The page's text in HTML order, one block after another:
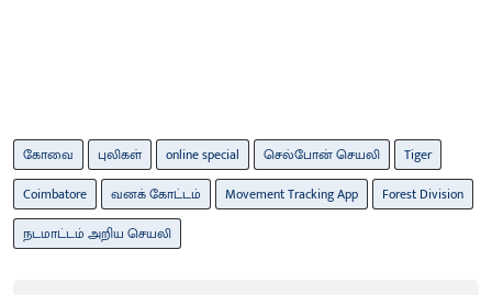
கோவை புலிகள் online special செல்போன் செயலி
Tiger
Coimbatore
வனக் கோட்டம் Movement Tracking App
Forest Division
நடமாட்டம் அறிய செயலி